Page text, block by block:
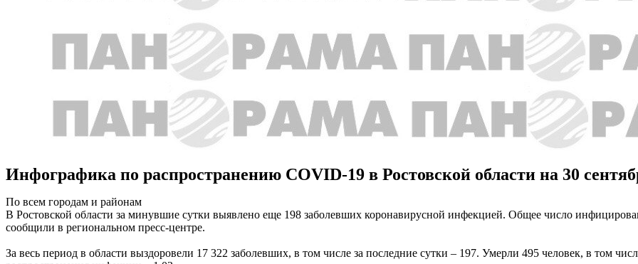
Инфографика по распространению COVID-19 в Ростовской области на 30
По всем городам и районам
В Ростовской области за минувшие сутки выявлено еще 198 заболевших коронавирусной инфекцией. Общее число
сообщили в региональном пресс-центре.
За весь период в области выздоровели 17 322 заболевших, в том числе за последние сутки – 197. Умерли 495 человек, в том